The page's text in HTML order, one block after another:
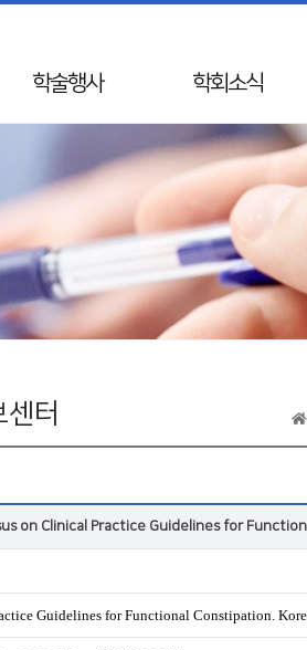
학술행사
학술행사 리스트
춘계학술대회
추계학술대회
SIDDS
KDDW
APDW
웨비나
학회소식
공지사항
국내외 행사일정
뉴스레터
윤리레터
논문상/연구비
터
on Clinical Practice Guidelines for
Guidelines for Functional Constipation.